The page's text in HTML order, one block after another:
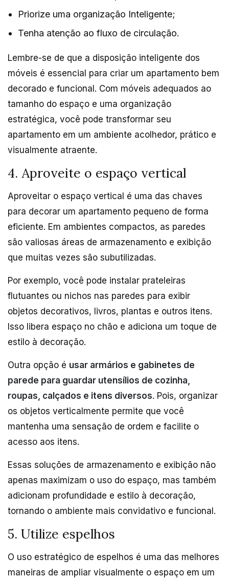
Priorize uma organização Inteligente;
Tenha atenção ao fluxo de circulação.
Lembre-se de que a disposição inteligente dos
móveis é essencial para criar um apartamento bem
decorado e funcional. Com móveis adequados ao
tamanho do espaço e uma organização
estratégica, você pode transformar seu
apartamento em um ambiente acolhedor, prático e
visualmente atraente.
4. Aproveite o espaço vertical
Aproveitar o espaço vertical é uma das chaves
para decorar um apartamento pequeno de forma
eficiente. Em ambientes compactos, as paredes
são valiosas áreas de armazenamento e exibição
que muitas vezes são subutilizadas.
Por exemplo, você pode instalar prateleiras
flutuantes ou nichos nas paredes para exibir
objetos decorativos, livros, plantas e outros itens.
Isso libera espaço no chão e adiciona um toque de
estilo à decoração.
Outra opção é usar armários e gabinetes de
parede para guardar utensílios de cozinha,
roupas, calçados e itens diversos. Pois, organizar
os objetos verticalmente permite que você
mantenha uma sensação de ordem e facilite o
acesso aos itens.
Essas soluções de armazenamento e exibição não
apenas maximizam o uso do espaço, mas também
adicionam profundidade e estilo à decoração,
tornando o ambiente mais convidativo e funcional.
5. Utilize espelhos
O uso estratégico de espelhos é uma das melhores
maneiras de ampliar visualmente o espaço em um